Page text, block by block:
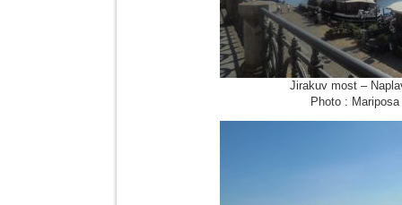
Jirakuv most –
Photo : Mariposa